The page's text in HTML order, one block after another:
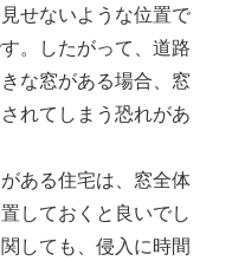
せないような位置で
。したがって、道路
な窓がある場合、窓
れてしまう恐れがあ
ある住宅は、窓全体
しておくと良いでし
しても、侵入に時間